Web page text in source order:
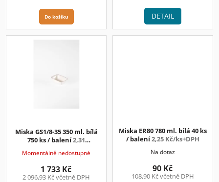
Do košíku DETAIL
Miska GS1/8-35 350 ml. bílá
750 ks / balení2,31
Momentálně nedostupné
2 096,93 Kč včetně DPH
1 733 Kč
Miska ER80 780 ml. bílá 40 ks
/ balení2,25 Kč/ks+DPH
Na dotaz
108,90 Kč včetně DPH
90 Kč